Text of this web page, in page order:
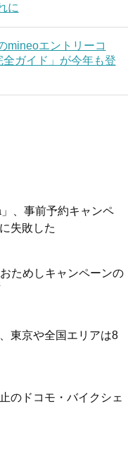
に
mineoエントリーコ
ガイド」が今年も登
、事前予約キャンペ
失敗した
ためしキャンペーンの
東京や全国エリアは8
のドコモ・バイクシェ